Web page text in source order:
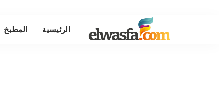
الرئيسية المطبخ